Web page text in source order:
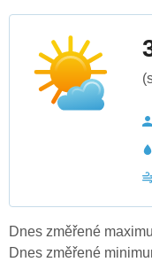
Dnes změřené
Dnes změřené